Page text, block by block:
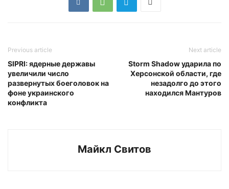
Previous article
SIPRI: ядерные державы
увеличили число
развернутых боеголовок на
фоне украинского
конфликта
Next article
Storm Shadow ударила по
Херсонской области, где
незадолго до этого
находился Мантуров
Майкл Свитов